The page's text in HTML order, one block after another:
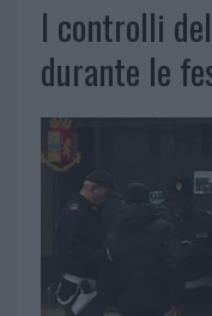
I controlli
durante le